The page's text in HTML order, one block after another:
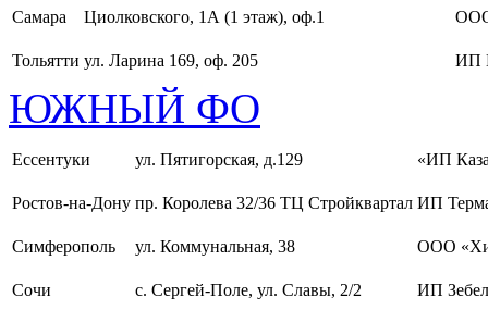
Самара Циолковского, 1А (1 этаж), оф.1
Тольятти ул. Ларина 169, оф. 205 ИП
ЮЖНЫЙ ФО
Ессентуки ул. Пятигорская, д.129 «ИП
Ростов-на-Дону пр. Королева 32/36 ТЦ Стройквартал ИП
Симферополь ул. Коммунальная, 38 ООО
Сочи с. Сергей-Поле, ул. Славы, 2/2
ИП